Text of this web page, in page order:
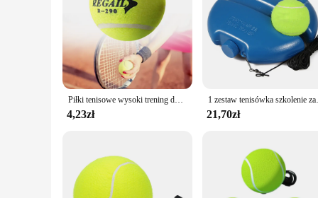
Piłki tenisowe wysoki trening do gry w tenisa dla psów gryzie 6.4CM elastyczna gumowa trening tenis piłka do uprawiania sportów na świeżym powietrzu
4,23zł
1 zestaw tenisówka
21,70zł